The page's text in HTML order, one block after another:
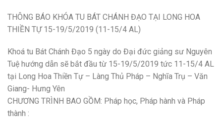
THÔNG BÁO KHÓA TU BÁT CHÁNH ĐẠO TẠI LONG HOA
THIỀN TỰ 15-19/5/2019 (11-15/4 AL)
Khoá tu Bát Chánh Đạo 5 ngày do Đại đức giảng sư Nguyên
Tuệ hướng dẫn sẽ bắt đầu từ 15-19/5/2019 tức 11-15/4 AL
tại Long Hoa Thiền Tự – Làng Thủ Pháp – Nghĩa Trụ – Văn
Giang- Hưng Yên
CHƯƠNG TRÌNH BAO GỒM: Pháp học, Pháp hành và Pháp
thành :